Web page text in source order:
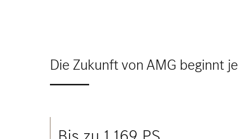
Die Zukunft von AMG beginnt